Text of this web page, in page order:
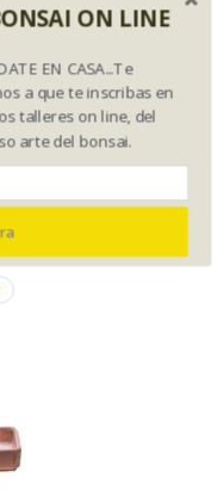
ON LINE
EN CASA...Te
a que te inscribas en
talleres on line, del
arte del bonsai.